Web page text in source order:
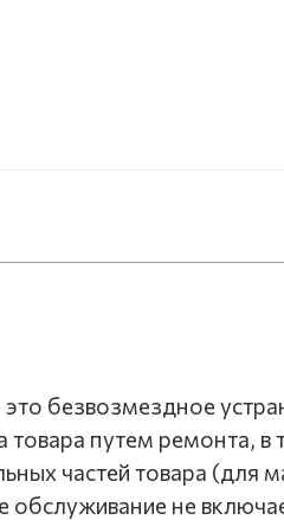
безвозмездное
товара путем ремонта, в
частей товара (для
не